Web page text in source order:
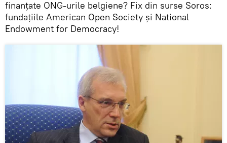
finanțate ONG-urile belgiene? Fix din surse Soros:
fundațiile American Open Society și National
Endowment for Democracy!